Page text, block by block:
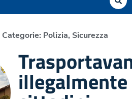
Categorie: Polizia, Sicurezza
illegalmente